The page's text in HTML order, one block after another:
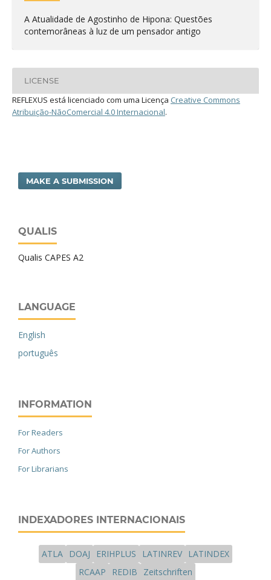
A Atualidade de Agostinho de Hipona: Questões
contemorâneas à luz de um pensador antigo
LICENSE
REFLEXUS está licenciado com uma Licença Creative Commons
Atribuição-NãoComercial 4.0 Internacional.
MAKE A SUBMISSION
QUALIS
Qualis CAPES A2
LANGUAGE
English
português
INFORMATION
For Readers
For Authors
For Librarians
INDEXADORES INTERNACIONAIS
ATLA DOAJ ERIHPLUS LATINREV
LATINDEX
RCAAP
REDIB Zeitschriften